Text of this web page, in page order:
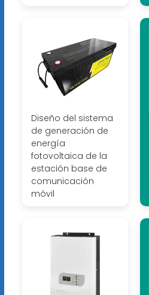
Diseño del sistema
de generación de
energía
fotovoltaica de la
estación base de
comunicación
móvil